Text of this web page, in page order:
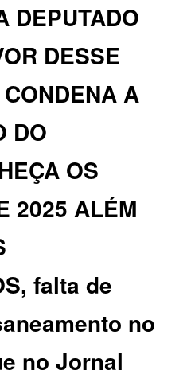
DEPUTADO
DESSE
A
DO
OS
2025 ALÉM
falta de
no
no Jornal